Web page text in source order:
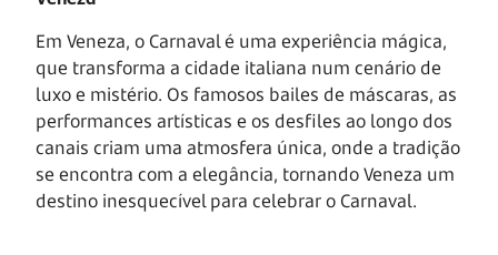
Em Veneza, o Carnaval é uma experiência mágica,
que transforma a cidade italiana num cenário de
luxo e mistério. Os famosos bailes de máscaras, as
performances artísticas e os desfiles ao longo dos
canais criam uma atmosfera única, onde a tradição
se encontra com a elegância, tornando Veneza um
destino inesquecível para celebrar o Carnaval.